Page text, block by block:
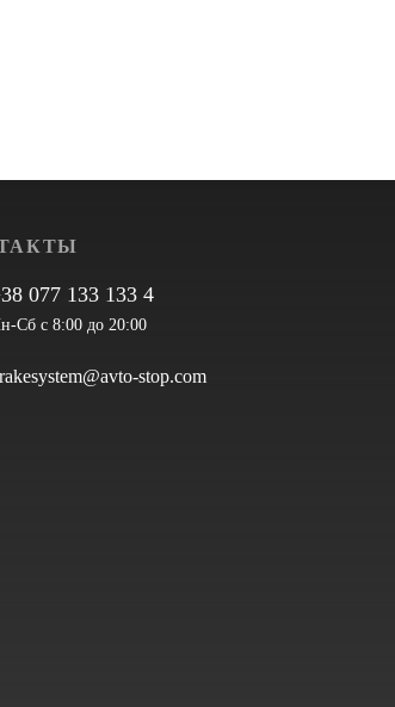
077 133 133 4
Сб с 8:00 до 20:00
stop.com